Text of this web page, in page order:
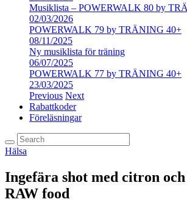
Musiklista – POWERWALK 80 by
02/03/2026
POWERWALK 79 by TRÄNING 40+
08/11/2025
Ny musiklista för träning
06/07/2025
POWERWALK 77 by TRÄNING 40+
23/03/2025
Previous Next
Rabattkoder
Föreläsningar
Hälsa
Ingefära shot med citron
RAW food